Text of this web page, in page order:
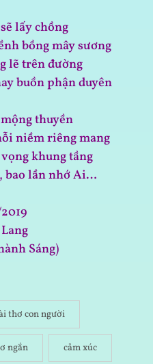
lấy chồng
bồng mây sương
lẽ trên đường
buồn phận duyên
thuyền
niềm riêng mang
khung tầng
bao lần nhớ Ai…
Sáng)
thơ con người
ngắn cảm xúc